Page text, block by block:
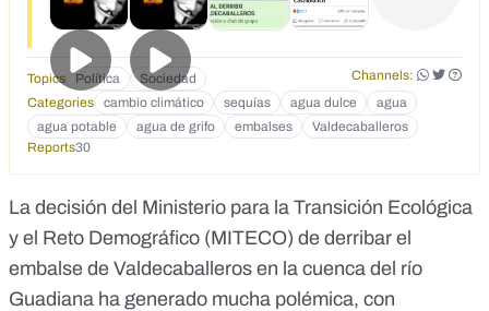
Topics Política Sociedad
Channels:
Categories
cambio climático sequías agua dulce
agua
agua potable
agua de grifo embalses
Valdecaballeros
Reports30
La decisión del Ministerio para la Transición Ecológica
y el Reto Demográfico (MITECO) de derribar el
embalse de Valdecaballeros en la cuenca del río
Guadiana ha generado mucha polémica, con